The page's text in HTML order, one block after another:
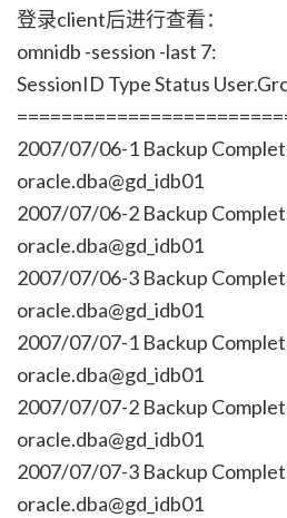
登录client后进行查看：
omnidb -session -last 7:
SessionID Type Status
2007/07/06-1 Backup
oracle.dba@gd_idb01
2007/07/06-2 Backup
oracle.dba@gd_idb01
2007/07/06-3 Backup
oracle.dba@gd_idb01
2007/07/07-1 Backup
oracle.dba@gd_idb01
2007/07/07-2 Backup
oracle.dba@gd_idb01
2007/07/07-3 Backup
oracle.dba@gd_idb01